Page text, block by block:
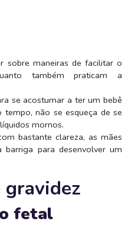
sobre maneiras de facilitar o
também praticam a
se acostumar a ter um bebê
não se esqueça de se
mornos.
bastante clareza, as mães
para desenvolver um
gravidez
fetal